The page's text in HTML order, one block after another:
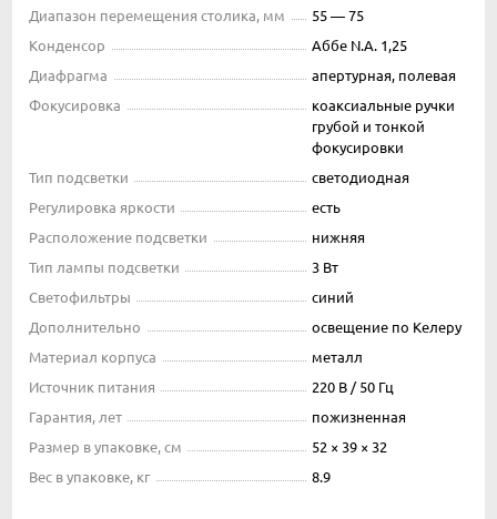
Диапазон перемещения столика, мм
55 — 75
Конденсор
Аббе N.A. 1,25
Диафрагма
апертурная, полевая
Фокусировка
коаксиальные ручки
грубой и тонкой
фокусировки
Тип подсветки
светодиодная
Регулировка яркости
есть
Расположение подсветки
нижняя
Тип лампы подсветки
3 Вт
Светофильтры
синий
Дополнительно
освещение по Келеру
Материал корпуса
металл
Источник питания
220 В / 50 Гц
Гарантия, лет
пожизненная
Размер в упаковке, см
52 × 39 × 32
Вес в упаковке, кг
8.9